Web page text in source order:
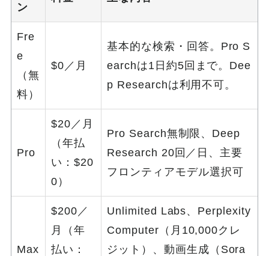
ン
Fre
e
（無
料）
$0／月
基本的な検索・回答。Pro S
earchは1日約5回まで。Dee
p Researchは利用不可。
Pro
$20／月
（年払
い：$20
0）
Pro Search無制限、Deep
Research 20回／日、主要
フロンティアモデル選択可
Max
$200／
月（年
払い：
Unlimited Labs、Perplexity
Computer（月10,000クレ
ジット）、動画生成（Sora